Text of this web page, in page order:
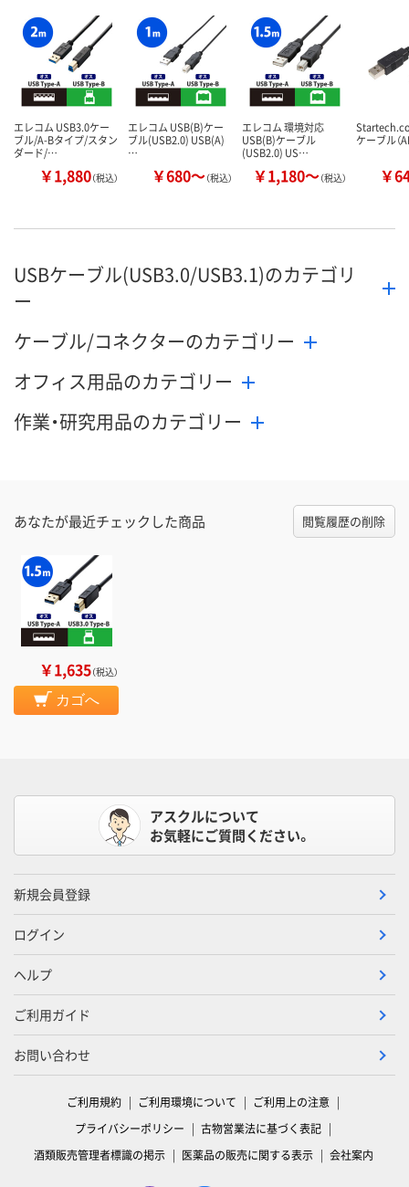
カゴへ カゴへ
エレコム USB3.0ケー
ブル/A-Bタイプ/スタン
ダード/…
￥1,880（税込）
エレコム USB(B)ケー
ブル(USB2.0) USB(A)
…
￥680～（税込）
エレコム 環境対応
USB(B)ケーブル
(USB2.0) US…
￥1,180～（税込）
ケーブル（
￥
USBケーブル(USB3.0/USB3.1)のカテゴリ
ー
ケーブル/コネクターのカテゴリー
オフィス用品のカテゴリー
作業・研究用品のカテゴリー
あなたが最近チェックした商品 閲覧履歴の削除
￥1,635（税込）
カゴへ
アスクルについて
お気軽にご質問ください。
新規会員登録
ログイン
ヘルプ
ご利用ガイド
お問い合わせ
ご利用規約 ご利用環境について
ご利用上の注意
プライバシーポリシー
古物営業法に基づく表記
酒類販売管理者標識の掲示
医薬品の販売に関する表示 会社案内